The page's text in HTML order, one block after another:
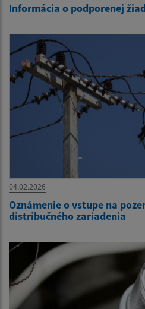
Informácia o podporenej
04.02.2026
Oznámenie o vstupe na
distribučného zariadenia